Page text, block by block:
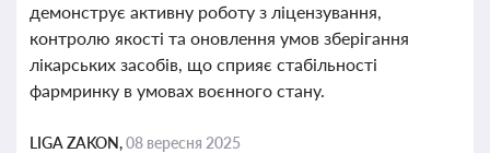
демонструє активну роботу з ліцензування,
контролю якості та оновлення умов зберігання
лікарських засобів, що сприяє стабільності
фармринку в умовах воєнного стану.
LIGA ZAKON,08 вересня 2025